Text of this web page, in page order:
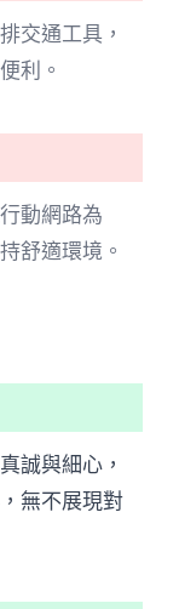
交通工具，
利。
動網路為
舒適環境。
誠與細心，
無不展現對